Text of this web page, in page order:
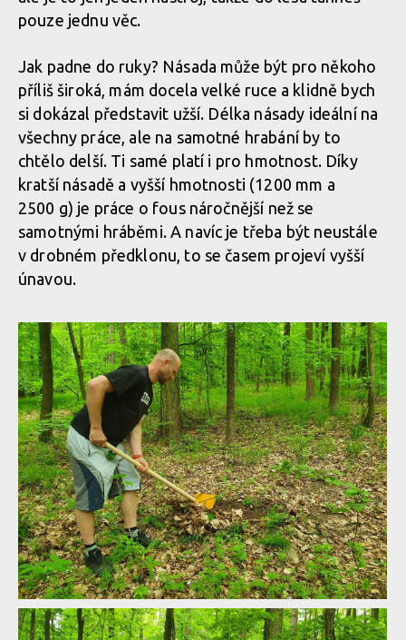
pouze jednu věc.
Jak padne do ruky? Násada může být pro někoho
příliš široká, mám docela velké ruce a klidně bych
si dokázal představit užší. Délka násady ideální na
všechny práce, ale na samotné hrabání by to
chtělo delší. Ti samé platí i pro hmotnost. Díky
kratší násadě a vyšší hmotnosti (1200 mm a
2500 g) je práce o fous náročnější než se
samotnými hráběmi. A navíc je třeba být neustále
v drobném předklonu, to se časem projeví vyšší
únavou.
Test: Devonic tools Tatra - McLeod Fire Tool po slovensku